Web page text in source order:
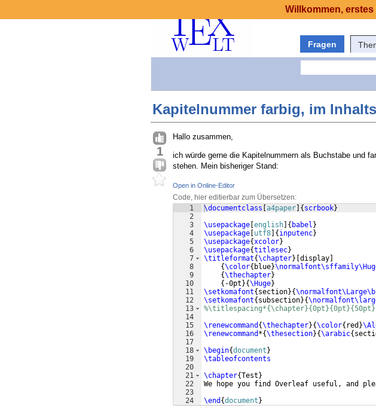
Fragen
Kapitelnummer farbig, im
1
Hallo zusammen,
ich würde gerne die Kapitelnummern als Buchstabe und
stehen. Mein bisheriger Stand:
Open in Online-Editor
Code, hier editierbar zum Übersetzen:
1
2
3
4
5
6
7
8
9
10
11
12
13
14
15
16
17
18
19
20
21
22
23
24
\documentclass a4paper { scrbook}
\usepackage english { babel }
\usepackage utf8 { inputenc}
\usepackage{xcolor}
\usepackage{titlesec}
\titleformat{\chapter} display
{\color{ blue}
{\thechapter}
{ -0pt }{\Huge}
\setkomafont{ section}{
\setkomafont{ subsection}{
%\titlespacing*{\chapter}{0pt}{0pt}{50pt}
\renewcommand {\thechapter}{\color{ red }
\renewcommand *{\thesection}{\arabic{
\begin{document }
\tableofcontents
\chapter{Test }
We hope you find Overleaf useful, and
\end {document }
Willkommen,